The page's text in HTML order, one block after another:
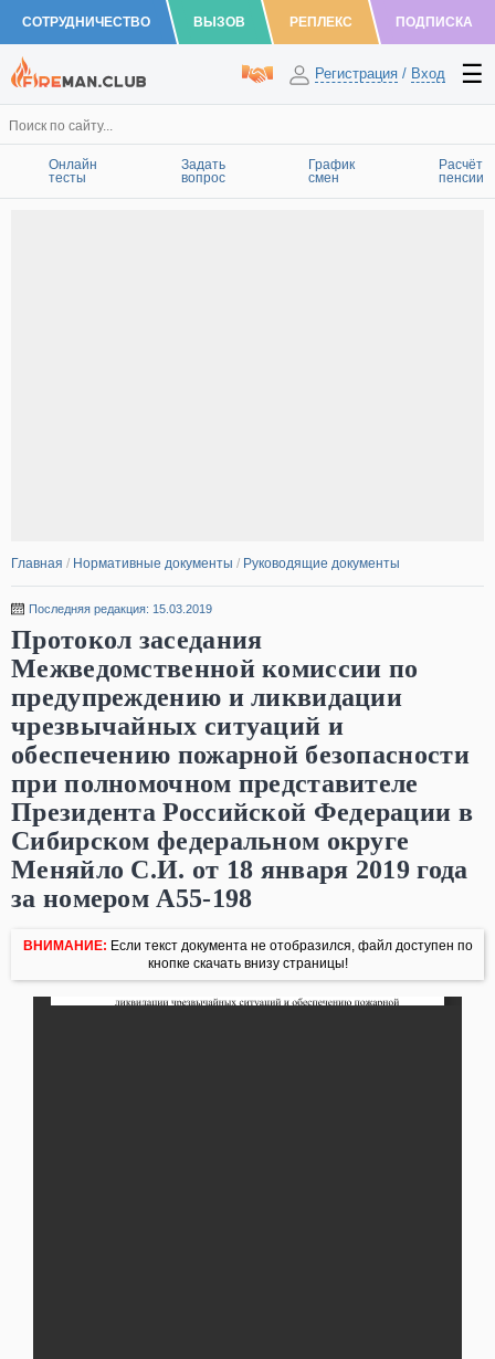
СОТРУДНИЧЕСТВО ВЫЗОВ РЕПЛЕКС ПОДПИСКА
Регистрация / Вход
Онлайн
тесты
Задать
вопрос
График
смен
Расчёт
пенсии
Главная / Нормативные документы / Руководящие документы
Последняя редакция: 15.03.2019
Протокол заседания
Межведомственной комиссии по
предупреждению и ликвидации
чрезвычайных ситуаций и
обеспечению пожарной безопасности
при полномочном представителе
Президента Российской Федерации в
Сибирском федеральном округе
Меняйло С.И. от 18 января 2019 года
за номером А55-198
ВНИМАНИЕ: Если текст документа не отобразился, файл доступен по
кнопке скачать внизу страницы!